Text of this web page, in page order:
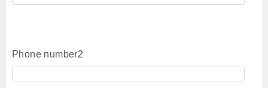
Phone number2